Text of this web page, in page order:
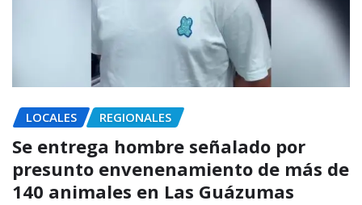
LOCALES REGIONALES
Se entrega hombre señalado por
presunto envenenamiento de más de
140 animales en Las Guázumas